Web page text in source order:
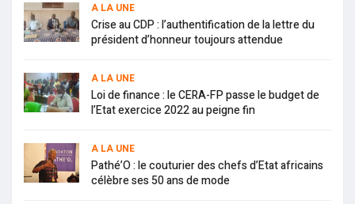
A LA UNE
Crise au CDP : l’authentification de la lettre du
président d’honneur toujours attendue
A LA UNE
Loi de finance : le CERA-FP passe le budget de
l’Etat exercice 2022 au peigne fin
A LA UNE
Pathé’O : le couturier des chefs d’Etat africains
célèbre ses 50 ans de mode